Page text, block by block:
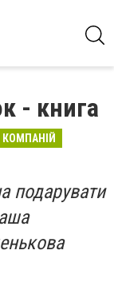
- книга
подарувати